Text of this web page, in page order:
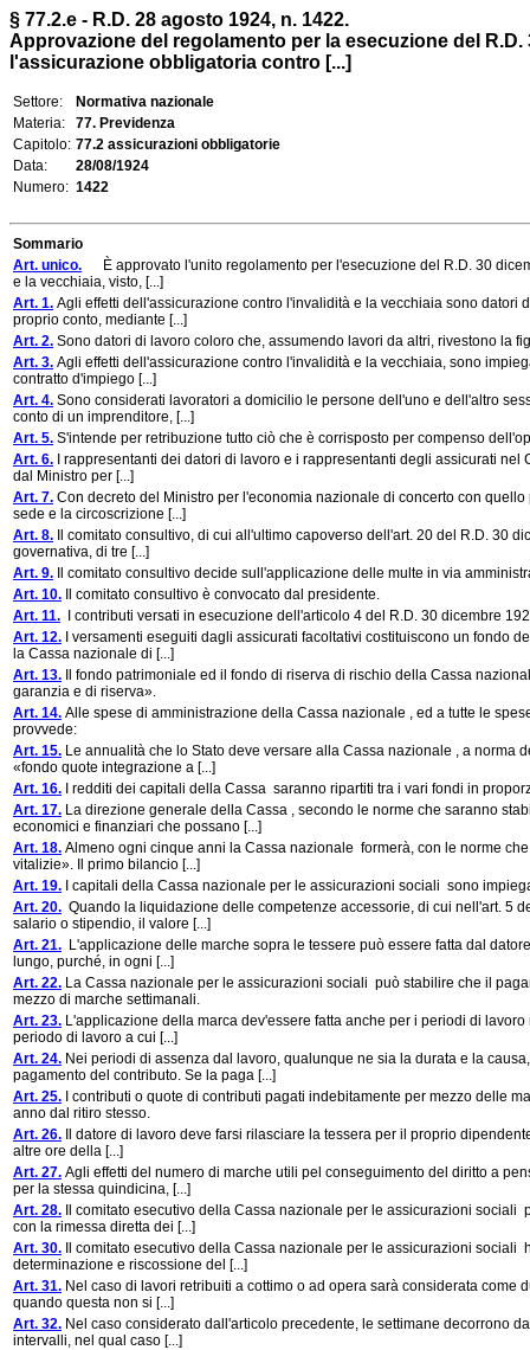
§ 77.2.e - R.D. 28 agosto 1924, n. 1422.
Approvazione del regolamento per la esecuzione del
l'assicurazione obbligatoria contro [...]
Settore:
Normativa nazionale
Materia:
77. Previdenza
Capitolo: 77.2 assicurazioni obbligatorie
Data:
28/08/1924
Numero: 1422
Sommario
Art. unico. È approvato l'unito regolamento per l'esecuzione del R.D. 30
e la vecchiaia, visto, [...]
Art. 1. Agli effetti dell'assicurazione contro l'invalidità e la vecchiaia sono
proprio conto, mediante [...]
Art. 2. Sono datori di lavoro coloro che, assumendo lavori da altri, rivestono la
Art. 3. Agli effetti dell'assicurazione contro l'invalidità e la vecchiaia, sono
contratto d'impiego [...]
Art. 4. Sono considerati lavoratori a domicilio le persone dell'uno e dell'altro
conto di un imprenditore, [...]
Art. 5. S'intende per retribuzione tutto ciò che è corrisposto per compenso
Art. 6. I rappresentanti dei datori di lavoro e i rappresentanti degli assicurati
dal Ministro per [...]
Art. 7. Con decreto del Ministro per l'economia nazionale di concerto con
sede e la circoscrizione [...]
Art. 8. Il comitato consultivo, di cui all'ultimo capoverso dell'art. 20 del R.D. 30
governativa, di tre [...]
Art. 9. Il comitato consultivo decide sull'applicazione delle multe in via
Art. 10. Il comitato consultivo è convocato dal presidente.
Art. 11. I contributi versati in esecuzione dell'articolo 4 del R.D. 30 dicembre
Art. 12. I versamenti eseguiti dagli assicurati facoltativi costituiscono un fondo
la Cassa nazionale di [...]
Art. 13. Il fondo patrimoniale ed il fondo di riserva di rischio della Cassa
garanzia e di riserva».
Art. 14. Alle spese di amministrazione della Cassa nazionale , ed a tutte le
provvede:
Art. 15. Le annualità che lo Stato deve versare alla Cassa nazionale , a norma
«fondo quote integrazione a [...]
Art. 16. I redditi dei capitali della Cassa saranno ripartiti tra i vari fondi in
Art. 17. La direzione generale della Cassa , secondo le norme che saranno
economici e finanziari che possano [...]
Art. 18. Almeno ogni cinque anni la Cassa nazionale formerà, con le norme
vitalizie». Il primo bilancio [...]
Art. 19. I capitali della Cassa nazionale per le assicurazioni sociali sono
Art. 20. Quando la liquidazione delle competenze accessorie, di cui nell'art. 5
salario o stipendio, il valore [...]
Art. 21. L'applicazione delle marche sopra le tessere può essere fatta dal
lungo, purché, in ogni [...]
Art. 22. La Cassa nazionale per le assicurazioni sociali può stabilire che il
mezzo di marche settimanali.
Art. 23. L'applicazione della marca dev'essere fatta anche per i periodi di
periodo di lavoro a cui [...]
Art. 24. Nei periodi di assenza dal lavoro, qualunque ne sia la durata e la
pagamento del contributo. Se la paga [...]
Art. 25. I contributi o quote di contributi pagati indebitamente per mezzo delle
anno dal ritiro stesso.
Art. 26. Il datore di lavoro deve farsi rilasciare la tessera per il proprio
altre ore della [...]
Art. 27. Agli effetti del numero di marche utili pel conseguimento del diritto a
per la stessa quindicina, [...]
Art. 28. Il comitato esecutivo della Cassa nazionale per le assicurazioni
con la rimessa diretta dei [...]
Art. 30. Il comitato esecutivo della Cassa nazionale per le assicurazioni
determinazione e riscossione del [...]
Art. 31. Nel caso di lavori retribuiti a cottimo o ad opera sarà considerata
quando questa non si [...]
Art. 32. Nel caso considerato dall'articolo precedente, le settimane decorrono
intervalli, nel qual caso [...]